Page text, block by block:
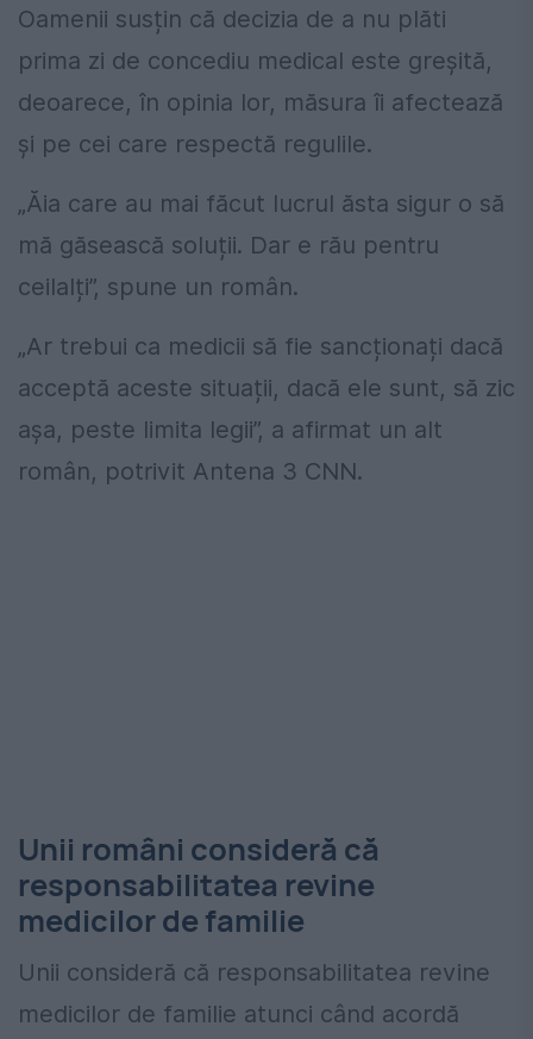
Oamenii susțin că decizia de a nu plăti
prima zi de concediu medical este greșită,
deoarece, în opinia lor, măsura îi afectează
și pe cei care respectă regulile.
„Ăia care au mai făcut lucrul ăsta sigur o să
mă găsească soluții. Dar e rău pentru
ceilalți”, spune un român.
„Ar trebui ca medicii să fie sancționați dacă
acceptă aceste situații, dacă ele sunt, să zic
așa, peste limita legii”, a afirmat un alt
român, potrivit Antena 3 CNN.
Unii români consideră că
responsabilitatea revine
medicilor de familie
Unii consideră că responsabilitatea revine
medicilor de familie atunci când acordă